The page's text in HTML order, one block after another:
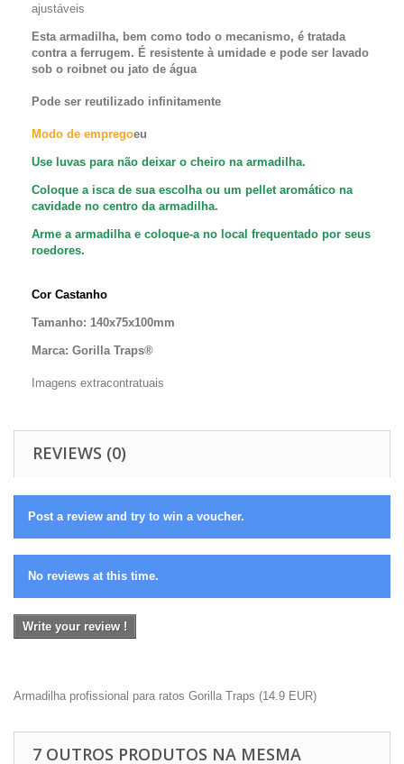
ajustáveis
Esta armadilha, bem como todo o mecanismo, é tratada
contra a ferrugem. É resistente à umidade e pode ser lavado
sob o roibnet ou jato de água
Pode ser reutilizado infinitamente
Modo de empregoeu
Use luvas para não deixar o cheiro na armadilha.
Coloque a isca de sua escolha ou um pellet aromático na
cavidade no centro da armadilha.
Arme a armadilha e coloque-a no local frequentado por seus
roedores.
Cor Castanho
Tamanho: 140x75x100mm
Marca: Gorilla Traps®
Imagens extracontratuais
REVIEWS (0)
Post a review and try to win a voucher.
No reviews at this time.
Write your review !
Armadilha profissional para ratos Gorilla Traps (14.9 EUR)
7 OUTROS PRODUTOS NA MESMA